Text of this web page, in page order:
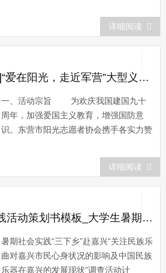
能力和交际能力。我系实践部计划举办参
观光阳蛋业的活动。此外，我们也希望通
过此次活动可以开阔在校生的视野，了解
社会经济的发展动态及大专生就业压力的
严峻性，...
详细阅读
[我们走近十月阳光]“爱在阳光，走近军营”大型义演活动策划书
一、活动宗旨 为欢庆我国建国九十
周年，加强爱国主义教育，增强国防意
识。东营市阳光志愿者协会携手各实力赞
以“爱在阳光，走近军营”为主题的大型义
演活动，培养志愿者初步的社会责任感，
激发志愿者爱军之情，提高志愿者社会服
详细阅读
大学生暑期社会实践活动策划书模板_大学生暑期社会实践调研活动策划书
暑期社会实践“三下乡”赴嘉兴“关注民族乐
曲对嘉兴市民心身状况的影响及中国民族
乐器在嘉兴的发展现状”调查活动计